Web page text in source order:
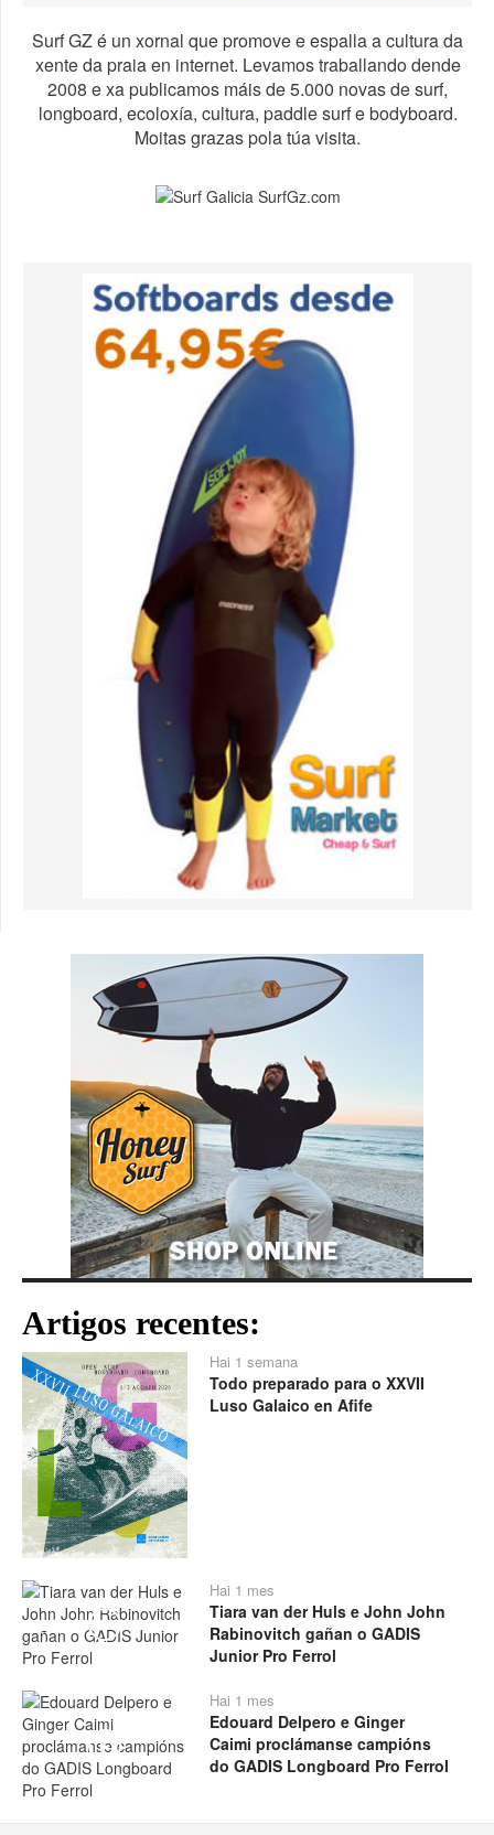
Surf GZ é un xornal que promove e espalla a cultura da
xente da praia en internet. Levamos traballando dende
2008 e xa publicamos máis de 5.000 novas de surf,
longboard, ecoloxía, cultura, paddle surf e bodyboard.
Moitas grazas pola túa visita.
Artigos recentes:
Hai 1 semana
Todo preparado para o XXVII
Luso Galaico en Afife
Hai 1 mes
Tiara van der Huls e John John
Rabinovitch gañan o GADIS
Junior Pro Ferrol
Play
Hai 1 mes
Edouard Delpero e Ginger
Caimi proclámanse campións
do GADIS Longboard Pro Ferrol